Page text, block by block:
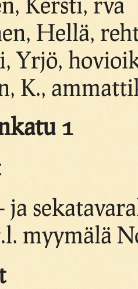
Hellä,
Yrjö,
K.,
1
ja
myymälä